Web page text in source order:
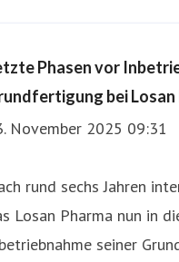
Phasen vor
bei Losan
November 2025 09:31
rund sechs Jahren
Losan Pharma nun in
seiner